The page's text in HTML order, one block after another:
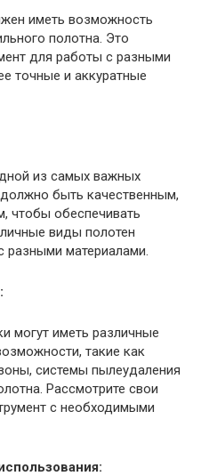
иметь возможность
полотна. Это
для работы с разными
точные и аккуратные
из самых важных
быть качественным,
чтобы обеспечивать
виды полотен
разными материалами.
могут иметь различные
такие как
системы пылеудаления
Рассмотрите свои
с необходимыми